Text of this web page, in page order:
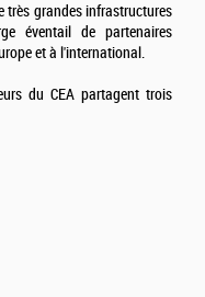
très grandes infrastructures
éventail de partenaires
et à l'international.
du CEA partagent trois